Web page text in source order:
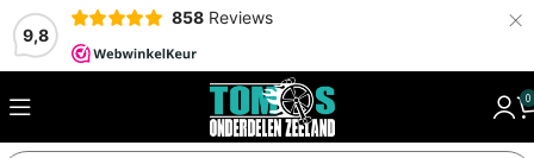
9,8
858 Reviews ×
0